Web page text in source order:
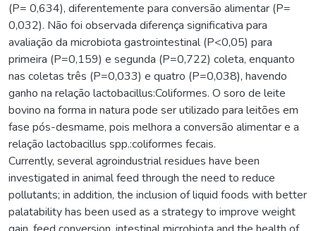
(P= 0,634), diferentemente para conversão alimentar (P=
0,032). Não foi observada diferença significativa para
avaliação da microbiota gastrointestinal (P<0,05) para
primeira (P=0,159) e segunda (P=0,722) coleta, enquanto
nas coletas três (P=0,033) e quatro (P=0,038), havendo
ganho na relação lactobacillus:Coliformes. O soro de leite
bovino na forma in natura pode ser utilizado para leitões em
fase pós-desmame, pois melhora a conversão alimentar e a
relação lactobacillus spp.:coliformes fecais.
Currently, several agroindustrial residues have been
investigated in animal feed through the need to reduce
pollutants; in addition, the inclusion of liquid foods with better
palatability has been used as a strategy to improve weight